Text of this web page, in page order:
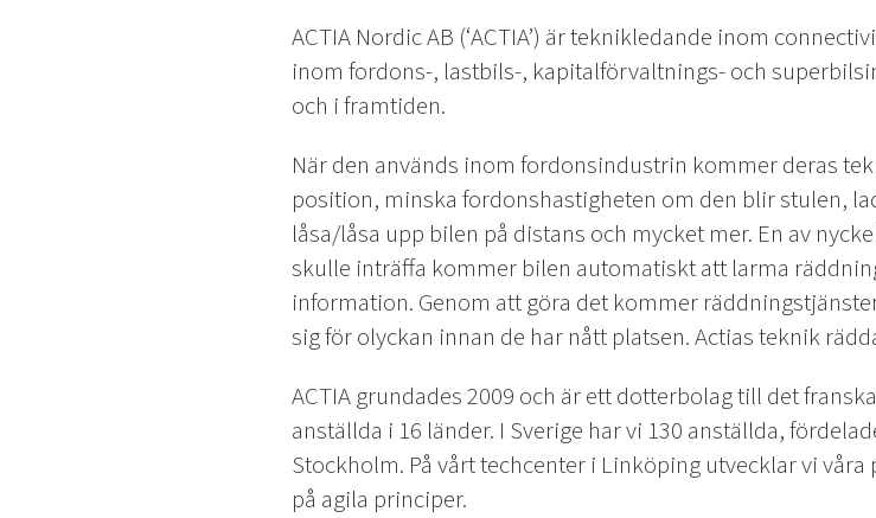
ACTIA Nordic AB (‘ACTIA’) är teknikledande inom
inom fordons-, lastbils-, kapitalförvaltnings- och
och i framtiden.
När den används inom fordonsindustrin kommer deras
position, minska fordonshastigheten om den blir stulen,
låsa/låsa upp bilen på distans och mycket mer. En av
skulle inträffa kommer bilen automatiskt att larma
information. Genom att göra det kommer
sig för olyckan innan de har nått platsen. Actias teknik
ACTIA grundades 2009 och är ett dotterbolag till det
anställda i 16 länder. I Sverige har vi 130 anställda,
Stockholm. På vårt techcenter i Linköping utvecklar vi
på agila principer.